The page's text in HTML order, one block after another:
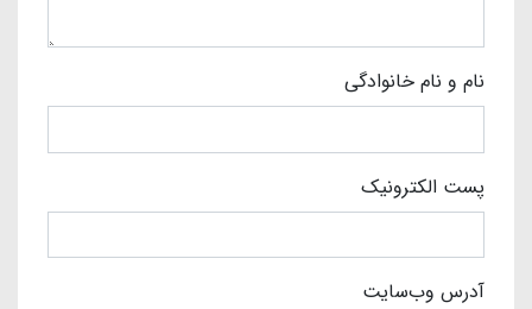
نام و نام خانوادگی
پست الکترونیک
آدرس وب‌سایت